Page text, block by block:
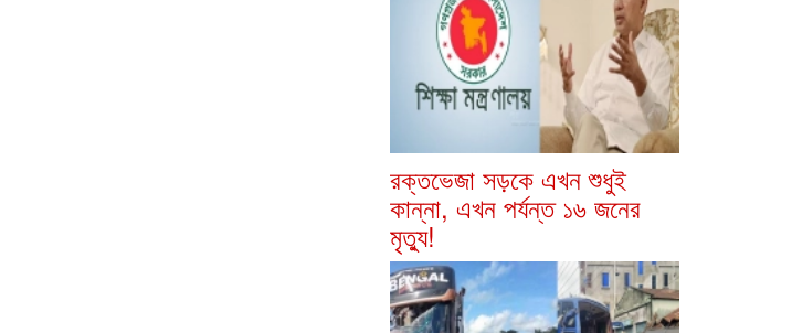
রক্তভেজা সড়কে এখন শুধুই
কান্না, এখন পর্যন্ত ১৬ জনের
মৃত্যু!